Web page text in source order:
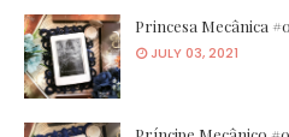
Princesa Mecânica
JULY 03, 2021